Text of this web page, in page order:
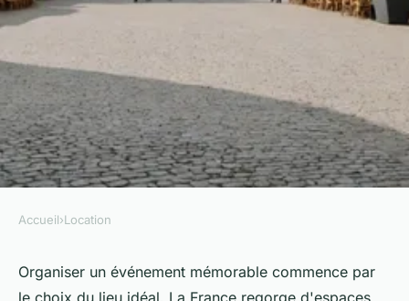
Découvrez les lieux uniques
Accueil›Location
Organiser un événement mémorable commence par